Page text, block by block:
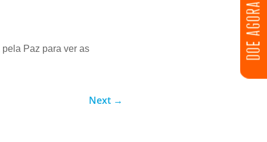
DOE AGORA
Paz para ver as
Next →